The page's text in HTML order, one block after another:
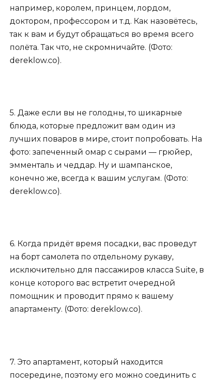
например, королем, принцем, лордом,
доктором, профессором и т.д. Как назовётесь,
так к вам и будут обращаться во время всего
полёта. Так что, не скромничайте. (Фото:
dereklow.co).
5. Даже если вы не голодны, то шикарные
блюда, которые предложит вам один из
лучших поваров в мире, стоит попробовать. На
фото: запеченный омар с сырами — грюйер,
эмменталь и чеддар. Ну и шампанское,
конечно же, всегда к вашим услугам. (Фото:
dereklow.co).
6. Когда придёт время посадки, вас проведут
на борт самолета по отдельному рукаву,
исключительно для пассажиров класса Suite, в
конце которого вас встретит очередной
помощник и проводит прямо к вашему
апартаменту. (Фото: dereklow.co).
7. Это апартамент, который находится
посередине, поэтому его можно соединить с